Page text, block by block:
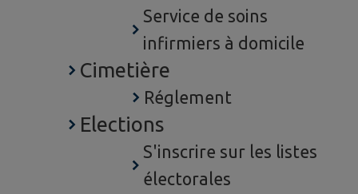
Service de soins
infirmiers à domicile
Cimetière
Réglement
Elections
S'inscrire sur les listes
électorales